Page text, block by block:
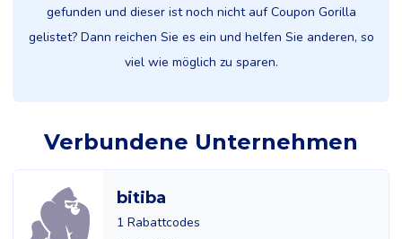
gefunden und dieser ist noch nicht auf Coupon Gorilla
gelistet? Dann reichen Sie es ein und helfen Sie anderen, so
viel wie möglich zu sparen.
Verbundene Unternehmen
bitiba
1 Rabattcodes